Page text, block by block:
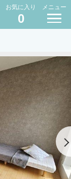
お気に入り
0
メニュー